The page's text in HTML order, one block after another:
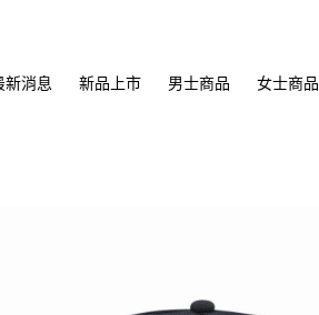
新消息 新品上市 男士商品 女士商品